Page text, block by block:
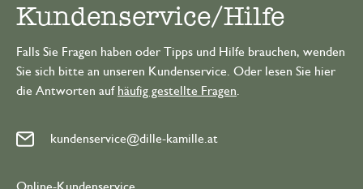
Kundenservice/Hilfe
Falls Sie Fragen haben oder Tipps und Hilfe brauchen, wenden
Sie sich bitte an unseren Kundenservice. Oder lesen Sie hier
die Antworten auf häufig gestellte Fragen
kundenservice@dille-kamille.at